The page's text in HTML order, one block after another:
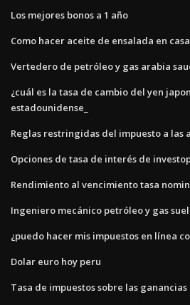
Los mejores bonos a 1 año
Como hacer aceite de ensalada en casa
Vertedero de petróleo y gas arabia
¿cuál es la tasa de cambio del yen
estadounidense_
Reglas restringidas del impuesto a las
Opciones de tasa de interés de
Rendimiento al vencimiento tasa
Ingeniero mecánico petróleo y gas
¿puedo hacer mis impuestos en línea
Dolar euro hoy peru
Tasa de impuestos sobre las